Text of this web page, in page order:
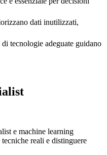
dati inutilizzati,
tecnologie adeguate guidano
e machine learning
reali e distinguere